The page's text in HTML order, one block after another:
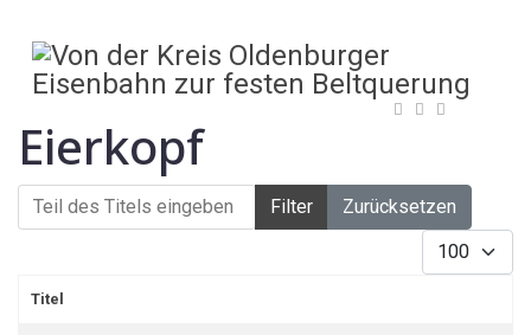
Eierkopf
Teil des Titels eingeben
Filter Zurücksetzen
Anzeige #
Titel